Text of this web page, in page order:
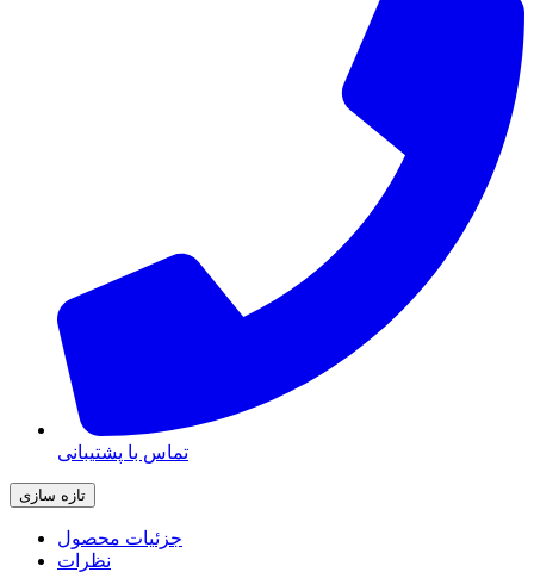
تماس با پشتیبانی
جزئیات محصول
نظرات